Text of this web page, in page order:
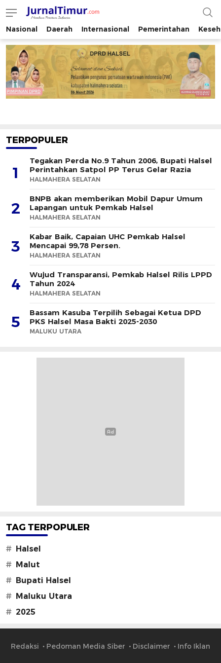
JurnalTimur.com
Membaca Peristiwa Indonesia
Nasional Daerah Internasional Pemerintahan
TERPOPULER
1
Tegakan Perda No.9 Tahun 2006, Bupati Halsel
Perintahkan Satpol PP Terus Gelar Razia
HALMAHERA SELATAN
2
BNPB akan memberikan Mobil Dapur Umum
Lapangan untuk Pemkab Halsel
HALMAHERA SELATAN
3
Kabar Baik, Capaian UHC Pemkab Halsel
Mencapai 99,78 Persen.
HALMAHERA SELATAN
4
Wujud Transparansi, Pemkab Halsel Rilis LPPD
Tahun 2024
HALMAHERA SELATAN
5
Bassam Kasuba Terpilih Sebagai Ketua DPD
PKS Halsel Masa Bakti 2025-2030
MALUKU UTARA
TAG TERPOPULER
#
Halsel
#
Malut
#
Bupati Halsel
#
Maluku Utara
# 2025
Redaksi Pedoman Media Siber Disclaimer Info Iklan